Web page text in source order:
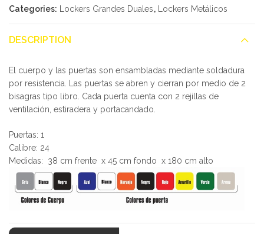
Categories: Lockers Grandes Duales, Lockers Metálicos
DESCRIPTION
El cuerpo y las puertas son ensambladas mediante soldadura
por resistencia. Las puertas se abren y cierran por medio de 2
bisagras tipo libro. Cada puerta cuenta con 2 rejillas de
ventilación, estiradera y portacandado.
Puertas: 1
Calibre: 24
Medidas: 38 cm frente x 45 cm fondo x 180 cm alto